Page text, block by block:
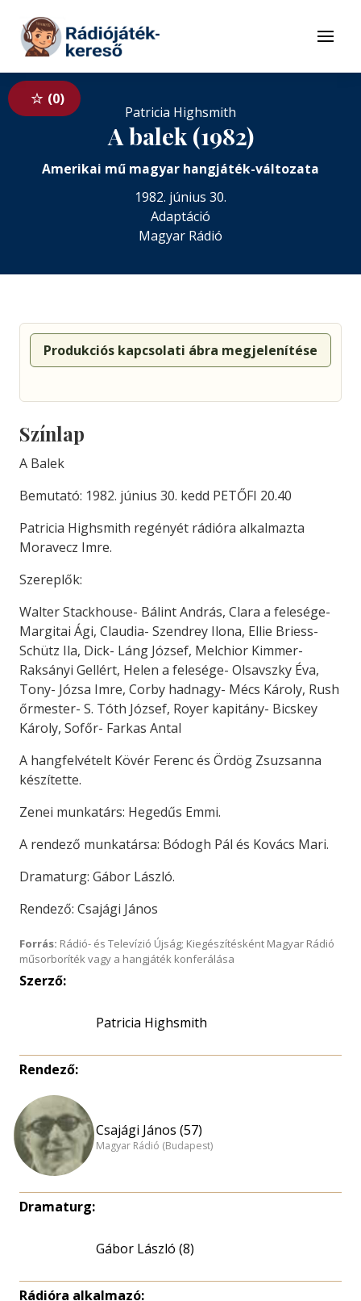
Tovább a tartalomhoz
Menü
0
Patricia Highsmith
A balek (1982)
Amerikai mű magyar hangjáték-változata
1982. június 30.
Adaptáció
Magyar Rádió
Produkciós kapcsolati ábra megjelenítése
Színlap
A Balek
Bemutató: 1982. június 30. kedd PETŐFI 20.40
Patricia Highsmith regényét rádióra alkalmazta
Moravecz Imre.
Szereplők:
Walter Stackhouse- Bálint András, Clara a felesége-
Margitai Ági, Claudia- Szendrey Ilona, Ellie Briess-
Schütz Ila, Dick- Láng József, Melchior Kimmer-
Raksányi Gellért, Helen a felesége- Olsavszky Éva,
Tony- Józsa Imre, Corby hadnagy- Mécs Károly, Rush
őrmester- S. Tóth József, Royer kapitány- Bicskey
Károly, Sofőr- Farkas Antal
A hangfelvételt Kövér Ferenc és Ördög Zsuzsanna
készítette.
Zenei munkatárs: Hegedűs Emmi.
A rendező munkatársa: Bódogh Pál és Kovács Mari.
Dramaturg: Gábor László.
Rendező: Csajági János
Forrás: Rádió- és Televízió Újság; Kiegészítésként Magyar Rádió
műsorboríték vagy a hangjáték konferálása
Szerző:
Patricia Highsmith
Rendező:
Csajági János (57)
Magyar Rádió (Budapest)
Dramaturg:
Gábor László (8)
Rádióra alkalmazó: